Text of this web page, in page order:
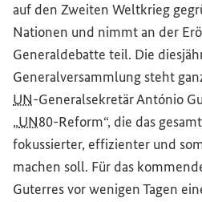
auf den Zweiten Weltkrieg
Nationen und nimmt an der
Generaldebatte teil. Die
Generalversammlung steht
UN-Generalsekretär António
„UN80-Reform“, die das
fokussierter, effizienter und
machen soll. Für das
Guterres vor wenigen Tagen